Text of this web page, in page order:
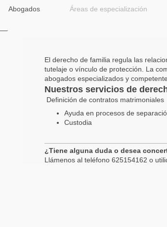
Abogados Áreas de especialización
El derecho de familia regula las
tutelaje o vínculo de protección. La
abogados especializados y
Nuestros servicios de
Definición de contratos matrimoniales
Ayuda en procesos de
Custodia
¿Tiene alguna duda o desea
Llámenos al teléfono 625154162 o